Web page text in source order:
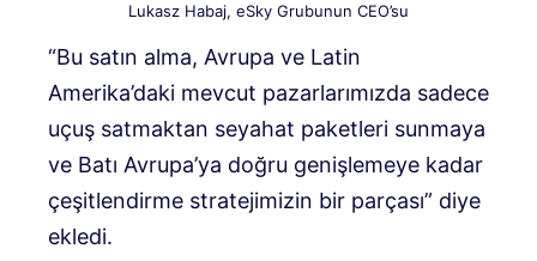
Lukasz Habaj, eSky Grubunun CEO’su
“Bu satın alma, Avrupa ve Latin
Amerika’daki mevcut pazarlarımızda sadece
uçuş satmaktan seyahat paketleri sunmaya
ve Batı Avrupa’ya doğru genişlemeye kadar
çeşitlendirme stratejimizin bir parçası” diye
ekledi.